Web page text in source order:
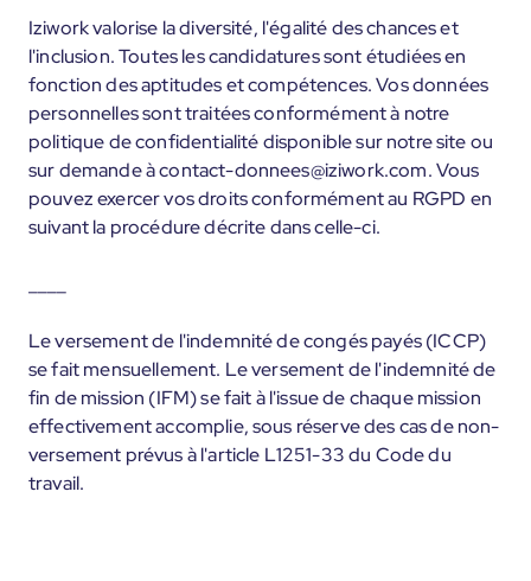
Iziwork valorise la diversité, l'égalité des chances et
l'inclusion. Toutes les candidatures sont étudiées en
fonction des aptitudes et compétences. Vos données
personnelles sont traitées conformément à notre
politique de confidentialité disponible sur notre site ou
sur demande à contact-donnees@iziwork.com. Vous
pouvez exercer vos droits conformément au RGPD en
suivant la procédure décrite dans celle-ci.
Le versement de l'indemnité de congés payés (ICCP)
se fait mensuellement. Le versement de l'indemnité de
fin de mission (IFM) se fait à l'issue de chaque mission
effectivement accomplie, sous réserve des cas de non-
versement prévus à l'article L1251-33 du Code du
travail.